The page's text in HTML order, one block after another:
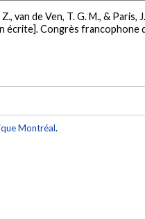
van de Ven, T. G. M., & Paris,
écrite]. Congrès francophone
Montréal.